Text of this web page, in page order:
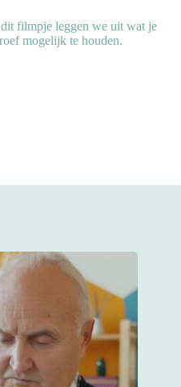
filmpje leggen we uit wat je
mogelijk te houden.